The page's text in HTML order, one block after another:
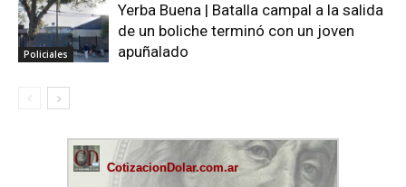
Policiales
Yerba Buena | Batalla campal a la salida
de un boliche terminó con un joven
apuñalado